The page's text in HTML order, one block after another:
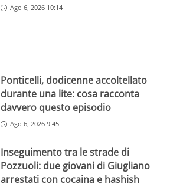
Ago 6, 2026 10:14
Ponticelli, dodicenne accoltellato
durante una lite: cosa racconta
davvero questo episodio
Ago 6, 2026 9:45
Inseguimento tra le strade di
Pozzuoli: due giovani di Giugliano
arrestati con cocaina e hashish